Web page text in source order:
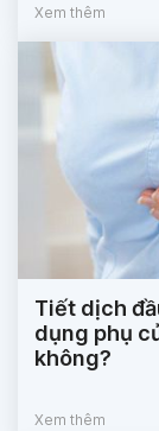
Xem thêm
Tiết dịch
dụng phụ
không?
Xem thêm